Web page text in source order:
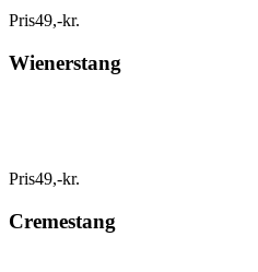
Pris49,-kr.
Wienerstang
Pris49,-kr.
Cremestang